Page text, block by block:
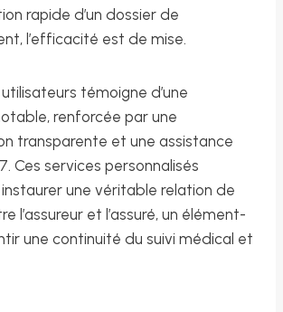
rapide d’un dossier de
l’efficacité est de mise.
témoigne d’une
renforcée par une
transparente et une assistance
Ces services personnalisés
une véritable relation de
l’assureur et l’assuré, un élément-
une continuité du suivi médical et